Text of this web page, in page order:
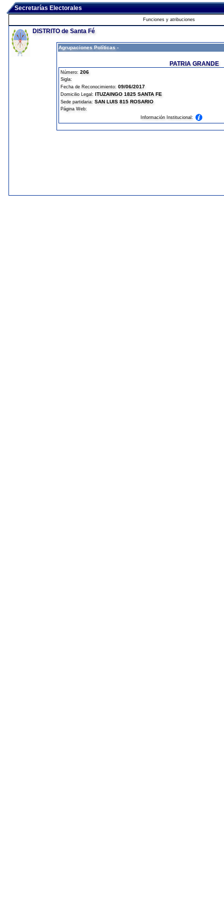
Secretarías Electorales
Funciones y atribuciones
DISTRITO de Santa Fé
Agrupaciones Políticas -
PATRIA GRANDE
Número: 206
Sigla:
Fecha de Reconocimiento: 09/06/2017
Domicilio Legal: ITUZAINGO 1825 SANTA FE
Sede partidaria: SAN LUIS 815 ROSARIO
Página Web:
Información Institucional: